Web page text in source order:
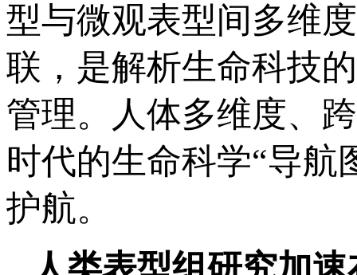
型与微观表型间多维
联，是解析生命科技
管理。人体多维度、
时代的生命科学“导航
护航。